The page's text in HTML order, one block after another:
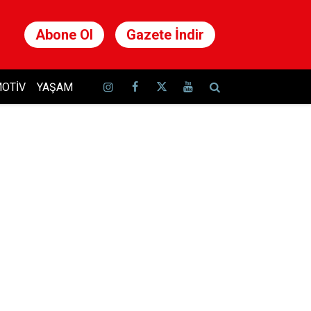
Abone Ol Gazete İndir
YAŞAM